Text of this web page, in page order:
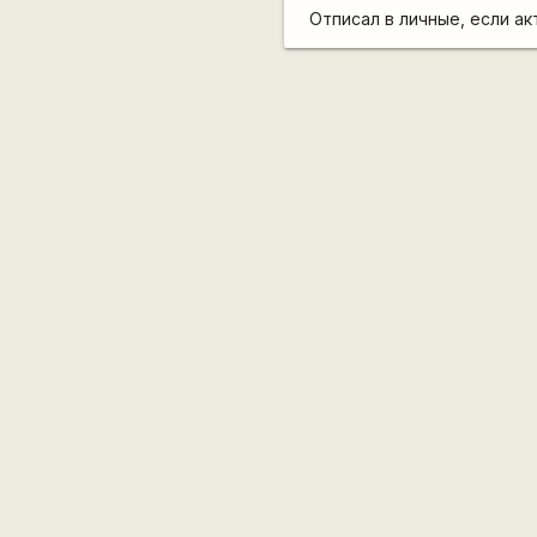
Отписал в личные, если